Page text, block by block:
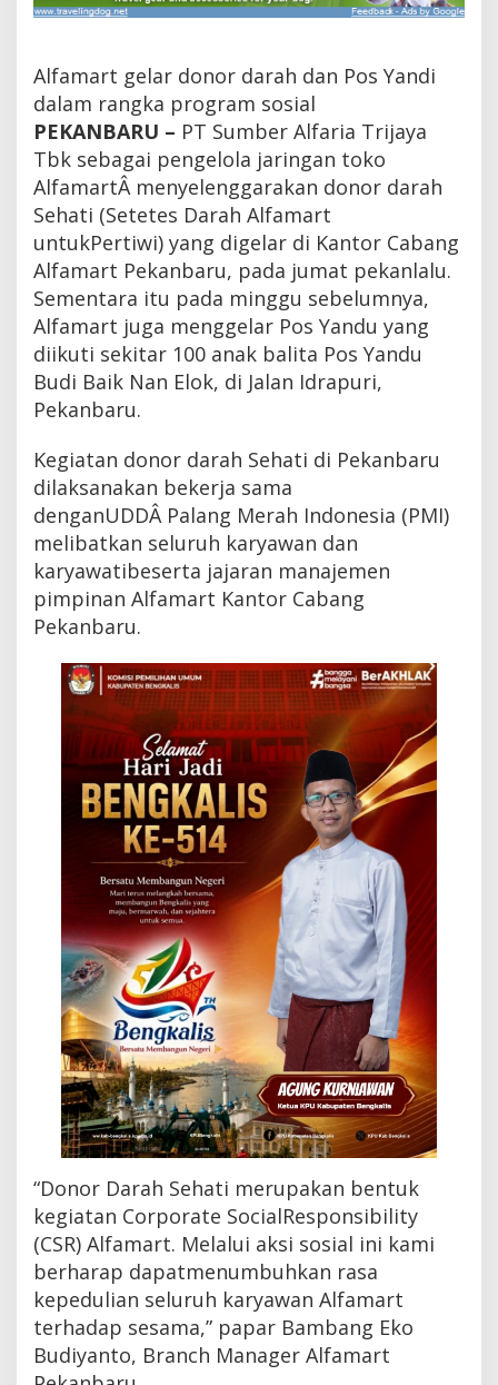
D
o
r
D
a
a
h
d
n
P
o
s
Y
a
n
d
b
a
g
P
r
o
a
m
S
o
s
i
a
l
d
i
e
k
a
n
b
a
r
u
Alfamart gelar donor darah dan Pos Yandi
dalam rangka program sosial
PEKANBARU – PT Sumber Alfaria Trijaya
Tbk sebagai pengelola jaringan toko
AlfamartÂ menyelenggarakan donor darah
Sehati (Setetes Darah Alfamart
untukPertiwi) yang digelar di Kantor Cabang
Alfamart Pekanbaru, pada jumat pekanlalu.
Sementara itu pada minggu sebelumnya,
Alfamart juga menggelar Pos Yandu yang
diikuti sekitar 100 anak balita Pos Yandu
Budi Baik Nan Elok, di Jalan Idrapuri,
Pekanbaru.
Kegiatan donor darah Sehati di Pekanbaru
dilaksanakan bekerja sama
denganUDDÂ Palang Merah Indonesia (PMI)
melibatkan seluruh karyawan dan
karyawatibeserta jajaran manajemen
pimpinan Alfamart Kantor Cabang
Pekanbaru.
“Donor Darah Sehati merupakan bentuk
kegiatan Corporate SocialResponsibility
(CSR) Alfamart. Melalui aksi sosial ini kami
berharap dapatmenumbuhkan rasa
kepedulian seluruh karyawan Alfamart
terhadap sesama,” papar Bambang Eko
Budiyanto, Branch Manager Alfamart